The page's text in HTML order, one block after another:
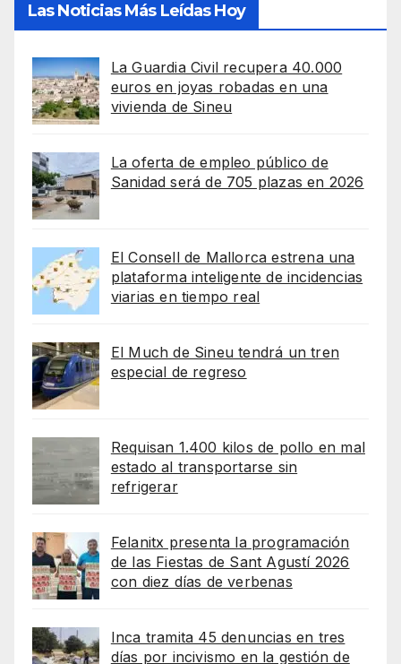
Las Noticias Más Leídas Hoy
La Guardia Civil recupera 40.000
euros en joyas robadas en una
vivienda de Sineu
La oferta de empleo público de
Sanidad será de 705 plazas en 2026
El Consell de Mallorca estrena una
plataforma inteligente de incidencias
viarias en tiempo real
El Much de Sineu tendrá un tren
especial de regreso
Requisan 1.400 kilos de pollo en mal
estado al transportarse sin
refrigerar
Felanitx presenta la programación
de las Fiestas de Sant Agustí 2026
con diez días de verbenas
Inca tramita 45 denuncias en tres
días por incivismo en la gestión de